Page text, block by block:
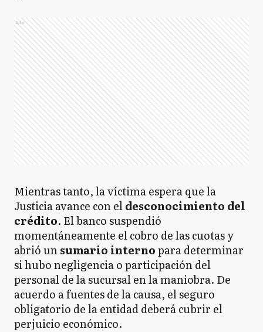
Ads
Mientras tanto, la víctima espera que la
Justicia avance con eldesconocimiento del
crédito. El banco suspendió
momentáneamente el cobro de las cuotas y
abrió unsumario internopara determinar
si hubo negligencia o participación del
personal de la sucursal en la maniobra. De
acuerdo a fuentes de la causa, el seguro
obligatorio de la entidad deberá cubrir el
perjuicio económico.